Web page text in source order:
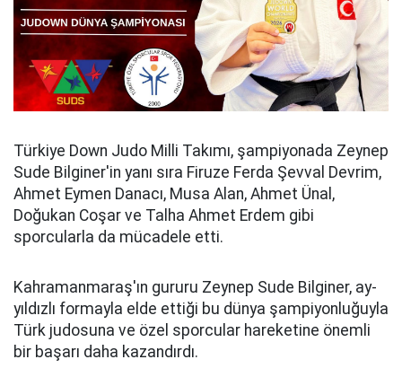
Türkiye Down Judo Milli Takımı, şampiyonada Zeynep
Sude Bilginer'in yanı sıra Firuze Ferda Şevval Devrim,
Ahmet Eymen Danacı, Musa Alan, Ahmet Ünal,
Doğukan Coşar ve Talha Ahmet Erdem gibi
sporcularla da mücadele etti.
Kahramanmaraş'ın gururu Zeynep Sude Bilginer, ay-
yıldızlı formayla elde ettiği bu dünya şampiyonluğuyla
Türk judosuna ve özel sporcular hareketine önemli
bir başarı daha kazandırdı.